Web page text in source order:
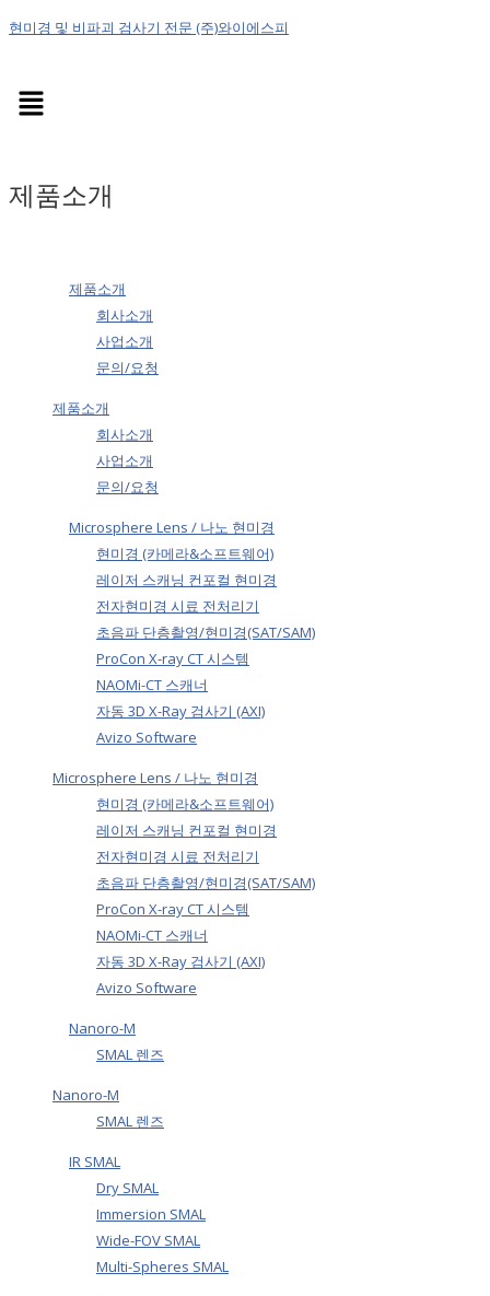
현미경 및 비파괴 검사기 전문 (주)와이에스피
Menu
제품소개
제품소개
회사소개
사업소개
문의/요청
제품소개
회사소개
사업소개
문의/요청
Microsphere Lens / 나노 현미경
현미경 (카메라&소프트웨어)
레이저 스캐닝 컨포컬 현미경
전자현미경 시료 전처리기
초음파 단층촬영/현미경(SAT/SAM)
ProCon X-ray CT 시스템
NAOMi-CT 스캐너
자동 3D X-Ray 검사기 (AXI)
Avizo Software
Microsphere Lens / 나노 현미경
현미경 (카메라&소프트웨어)
레이저 스캐닝 컨포컬 현미경
전자현미경 시료 전처리기
초음파 단층촬영/현미경(SAT/SAM)
ProCon X-ray CT 시스템
NAOMi-CT 스캐너
자동 3D X-Ray 검사기 (AXI)
Avizo Software
Nanoro-M
SMAL 렌즈
Nanoro-M
SMAL 렌즈
IR SMAL
Dry SMAL
Immersion SMAL
Wide-FOV SMAL
Multi-Spheres SMAL